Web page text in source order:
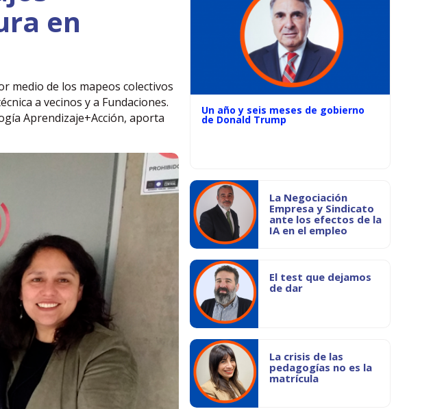
en
medio de los mapeos colectivos
a vecinos y a Fundaciones.
Aprendizaje+Acción, aporta
Un año y seis meses de gobierno
de Donald Trump
La Negociación
Empresa y Sindicato
ante los efectos de la
IA en el empleo
El test que dejamos
de dar
La crisis de las
pedagogías no es la
matrícula